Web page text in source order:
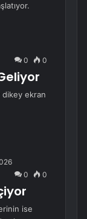
0 0
dikey ekran
0
0
ise